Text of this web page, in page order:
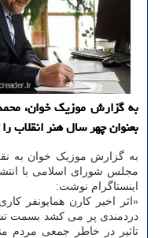
به گزارش موزیک خوان،
بعنوان چهر سال هنر انقلاب
به گزارش موزیک خوان به
مجلس شورای اسلامی با
اینستاگرام نوشت:
«اثر اخیر کارن همایونفر
دردمندی پر می کشد بسمت
تاثیر در خاطر جمعی مردم